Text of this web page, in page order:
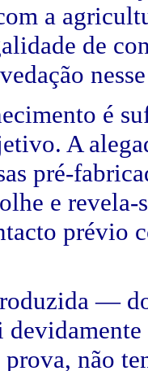
a
de
é
A
pré-
e
prévio
—
prova, não